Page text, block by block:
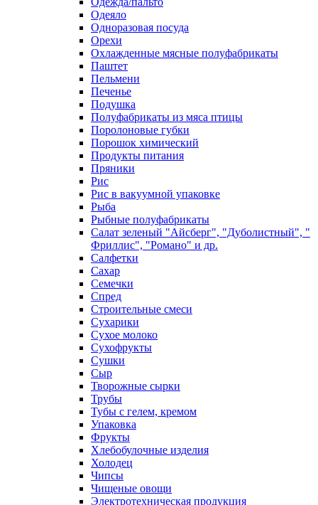
Одеяло
Одноразовая посуда
Орехи
Охлажденные мясные полуфабрикаты
Паштет
Пельмени
Печенье
Подушка
Полуфабрикаты из мяса птицы
Поролоновые губки
Порошок химический
Продукты питания
Пряники
Рис
Рис в вакуумной упаковке
Рыба
Рыбные полуфабрикаты
Салат зеленый "Айсберг", "Дуболистный", "
Фриллис", "Романо" и др.
Салфетки
Сахар
Семечки
Спред
Строительные смеси
Сухарики
Сухое молоко
Сухофрукты
Сушки
Сыр
Творожные сырки
Трубы
Тубы с гелем, кремом
Упаковка
Фрукты
Хлебобулочные изделия
Холодец
Чипсы
Чищеные овощи
Электротехническая продукция